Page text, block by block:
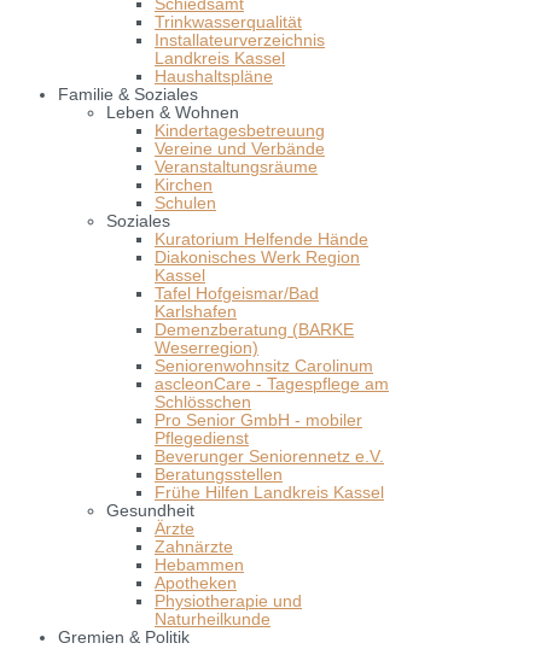
Schiedsamt
Trinkwasserqualität
Installateurverzeichnis
Landkreis Kassel
Haushaltspläne
Familie & Soziales
Leben & Wohnen
Kindertagesbetreuung
Vereine und Verbände
Veranstaltungsräume
Kirchen
Schulen
Soziales
Kuratorium Helfende Hände
Diakonisches Werk Region
Kassel
Tafel Hofgeismar/Bad
Karlshafen
Demenzberatung (BARKE
Weserregion)
Seniorenwohnsitz Carolinum
ascleonCare - Tagespflege am
Schlösschen
Pro Senior GmbH - mobiler
Pflegedienst
Beverunger Seniorennetz e.V.
Beratungsstellen
Frühe Hilfen Landkreis Kassel
Gesundheit
Ärzte
Zahnärzte
Hebammen
Apotheken
Physiotherapie und
Naturheilkunde
Gremien & Politik